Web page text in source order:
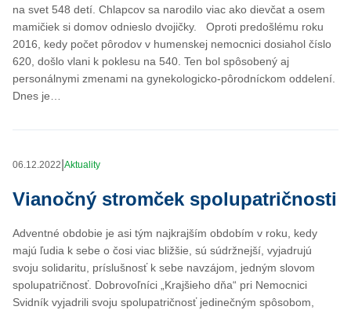
na svet 548 detí. Chlapcov sa narodilo viac ako dievčat a osem
mamičiek si domov odnieslo dvojičky. Oproti predošlému roku
2016, kedy počet pôrodov v humenskej nemocnici dosiahol číslo
620, došlo vlani k poklesu na 540. Ten bol spôsobený aj
personálnymi zmenami na gynekologicko-pôrodníckom oddelení.
Dnes je…
06.12.2022 Aktuality
Vianočný stromček spolupatričnosti
Adventné obdobie je asi tým najkrajším obdobím v roku, kedy
majú ľudia k sebe o čosi viac bližšie, sú súdržnejší, vyjadrujú
svoju solidaritu, príslušnosť k sebe navzájom, jedným slovom
spolupatričnosť. Dobrovoľníci „Krajšieho dňa“ pri Nemocnici
Svidník vyjadrili svoju spolupatričnosť jedinečným spôsobom,